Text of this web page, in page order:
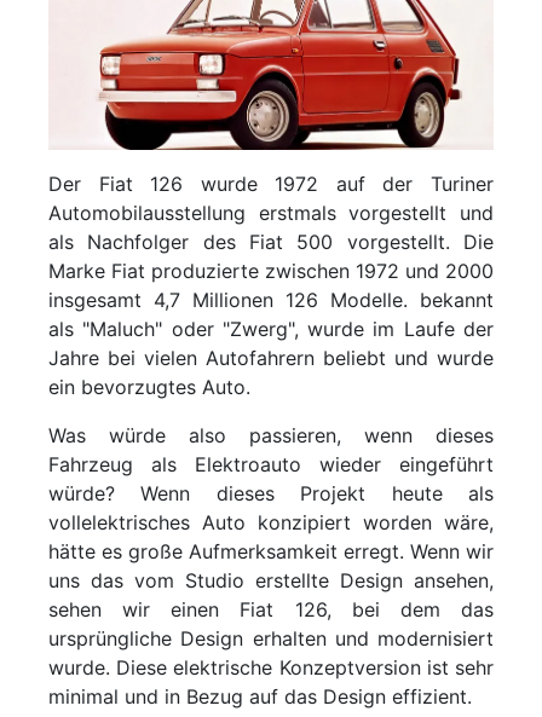
Der Fiat 126 wurde 1972 auf der Turiner
Automobilausstellung erstmals vorgestellt und
als Nachfolger des Fiat 500 vorgestellt. Die
Marke Fiat produzierte zwischen 1972 und 2000
insgesamt 4,7 Millionen 126 Modelle. bekannt
als "Maluch" oder "Zwerg", wurde im Laufe der
Jahre bei vielen Autofahrern beliebt und wurde
ein bevorzugtes Auto.
Was würde also passieren, wenn dieses
Fahrzeug als Elektroauto wieder eingeführt
würde? Wenn dieses Projekt heute als
vollelektrisches Auto konzipiert worden wäre,
hätte es große Aufmerksamkeit erregt. Wenn wir
uns das vom Studio erstellte Design ansehen,
sehen wir einen Fiat 126, bei dem das
ursprüngliche Design erhalten und modernisiert
wurde. Diese elektrische Konzeptversion ist sehr
minimal und in Bezug auf das Design effizient.